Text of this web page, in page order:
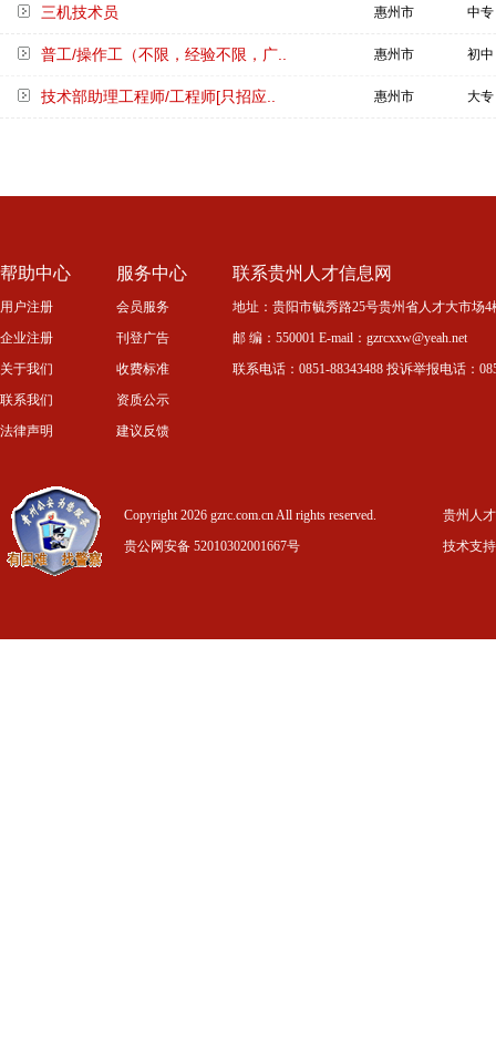
三机技术员 惠州市 中专
普工/操作工（不限，经验不限，广.. 惠州市 初中
技术部助理工程师/工程师[只招应.. 惠州市 大专
帮助中心
用户注册
企业注册
关于我们
联系我们
法律声明
服务中心
会员服务
刊登广告
收费标准
资质公示
建议反馈
联系贵州人才信息网
地址：贵阳市毓秀路25号贵州省人才大市场
邮 编：550001 E-mail：gzrcxxw@yeah.net
联系电话：0851-88343488 投诉举报电话：
Copyright 2026 gzrc.com.cn All rights reserved.
贵公网安备 52010302001667号
贵州人
技术支